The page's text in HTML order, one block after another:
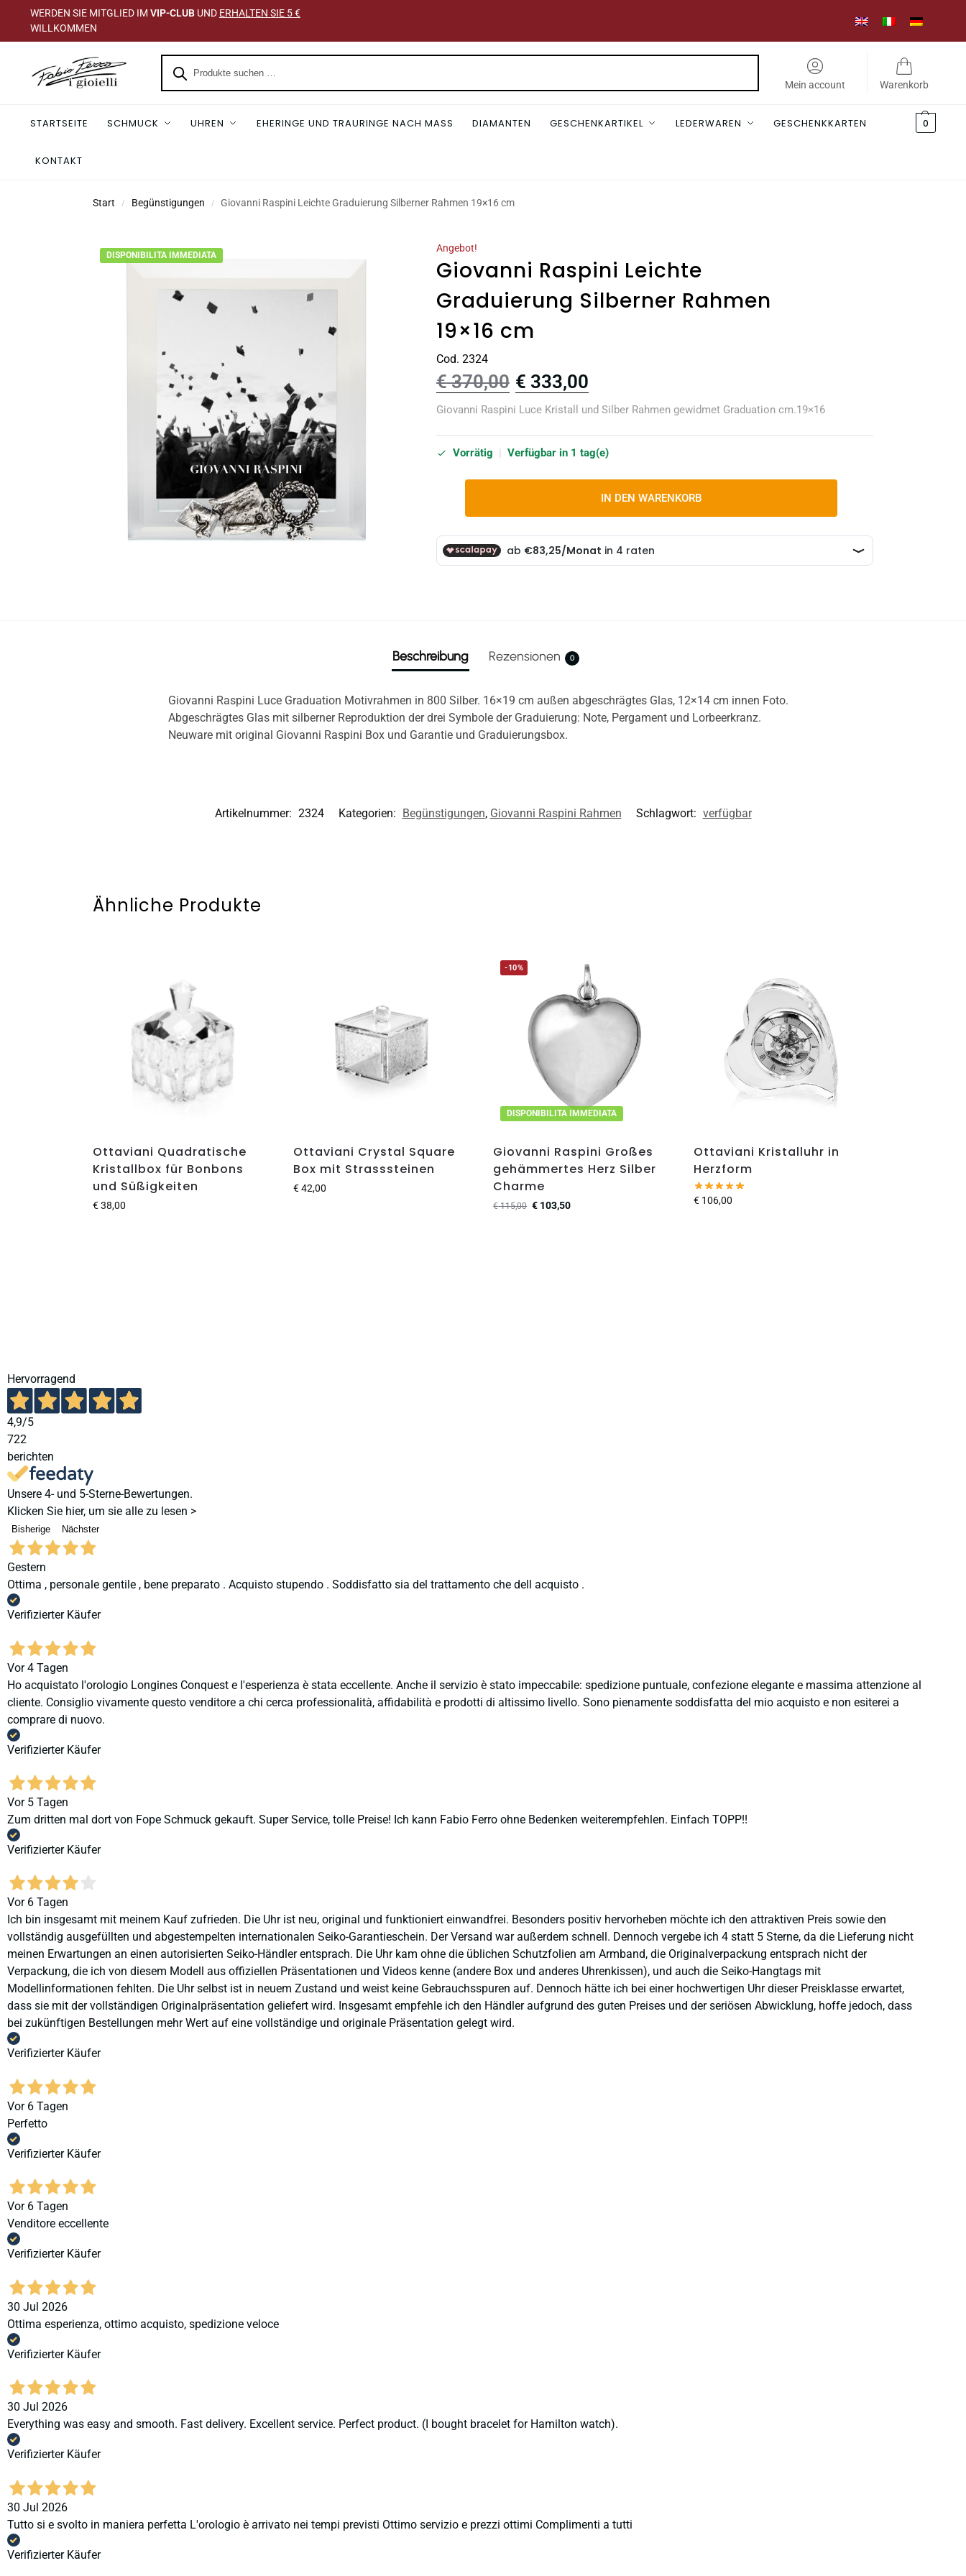
WERDEN SIE MITGLIED IM VIP-CLUBUND ERHALTEN SIE 5 €
WILLKOMMEN
Mein account Warenkorb
STARTSEITE SCHMUCK UHREN EHERINGE UND TRAURINGE NACH MASS DIAMANTEN GESCHENKARTIKEL LEDERWAREN GESCHENKKARTEN
KONTAKT
0
Start / Begünstigungen / Giovanni Raspini Leichte Graduierung Silberner Rahmen 19×16 cm
DISPONIBILITA IMMEDIATA
Angebot!
Giovanni Raspini Leichte
Graduierung Silberner Rahmen
19×16 cm
Cod. 2324
€370,00 € 333,00
Giovanni Raspini Luce Kristall und Silber Rahmen gewidmet Graduation cm.19×16
Vorrätig | Verfügbar in 1 tag(e)
IN DEN WARENKORB
Beschreibung Rezensionen 0
Giovanni Raspini Luce Graduation Motivrahmen in 800 Silber. 16×19 cm außen abgeschrägtes Glas, 12×14 cm innen Foto.
Abgeschrägtes Glas mit silberner Reproduktion der drei Symbole der Graduierung: Note, Pergament und Lorbeerkranz.
Neuware mit original Giovanni Raspini Box und Garantie und Graduierungsbox.
Artikelnummer: 2324 Kategorien: Begünstigungen, Giovanni Raspini Rahmen Schlagwort: verfügbar
Ähnliche Produkte
Ottaviani Quadratische
Kristallbox für Bonbons
und Süßigkeiten
€38,00
Ottaviani Crystal Square
Box mit Strasssteinen
€42,00
-10%
DISPONIBILITA IMMEDIATA
Giovanni Raspini Großes
gehämmertes Herz Silber
Charme
€115,00 € 103,50
Ottaviani Kristalluhr in
Herzform
€ 106,00
Hervorragend
4,9/5
722
berichten
Unsere 4- und 5-Sterne-Bewertungen.
Klicken Sie hier, um sie alle zu lesen >
Bisherige Nächster
Gestern
Ottima , personale gentile , bene preparato . Acquisto stupendo . Soddisfatto sia del trattamento che dell acquisto .
Verifizierter Käufer
Vor 4 Tagen
Ho acquistato l'orologio Longines Conquest e l'esperienza è stata eccellente. Anche il servizio è stato impeccabile: spedizione puntuale, confezione elegante e massima attenzione al
cliente. Consiglio vivamente questo venditore a chi cerca professionalità, affidabilità e prodotti di altissimo livello. Sono pienamente soddisfatta del mio acquisto e non esiterei a
comprare di nuovo.
Verifizierter Käufer
Vor 5 Tagen
Zum dritten mal dort von Fope Schmuck gekauft. Super Service, tolle Preise! Ich kann Fabio Ferro ohne Bedenken weiterempfehlen. Einfach TOPP!!
Verifizierter Käufer
Vor 6 Tagen
Ich bin insgesamt mit meinem Kauf zufrieden. Die Uhr ist neu, original und funktioniert einwandfrei. Besonders positiv hervorheben möchte ich den attraktiven Preis sowie den
vollständig ausgefüllten und abgestempelten internationalen Seiko-Garantieschein. Der Versand war außerdem schnell. Dennoch vergebe ich 4 statt 5 Sterne, da die Lieferung nicht
meinen Erwartungen an einen autorisierten Seiko-Händler entsprach. Die Uhr kam ohne die üblichen Schutzfolien am Armband, die Originalverpackung entsprach nicht der
Verpackung, die ich von diesem Modell aus offiziellen Präsentationen und Videos kenne (andere Box und anderes Uhrenkissen), und auch die Seiko-Hangtags mit
Modellinformationen fehlten. Die Uhr selbst ist in neuem Zustand und weist keine Gebrauchsspuren auf. Dennoch hätte ich bei einer hochwertigen Uhr dieser Preisklasse erwartet,
dass sie mit der vollständigen Originalpräsentation geliefert wird. Insgesamt empfehle ich den Händler aufgrund des guten Preises und der seriösen Abwicklung, hoffe jedoch, dass
bei zukünftigen Bestellungen mehr Wert auf eine vollständige und originale Präsentation gelegt wird.
Verifizierter Käufer
Vor 6 Tagen
Perfetto
Verifizierter Käufer
Vor 6 Tagen
Venditore eccellente
Verifizierter Käufer
30 Jul 2026
Ottima esperienza, ottimo acquisto, spedizione veloce
Verifizierter Käufer
30 Jul 2026
Everything was easy and smooth. Fast delivery. Excellent service. Perfect product. (I bought bracelet for Hamilton watch).
Verifizierter Käufer
30 Jul 2026
Tutto si e svolto in maniera perfetta L'orologio è arrivato nei tempi previsti Ottimo servizio e prezzi ottimi Complimenti a tutti
Verifizierter Käufer